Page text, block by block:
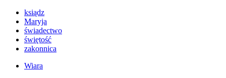
ksiądz
Maryja
świadectwo
świętość
zakonnica
Wiara